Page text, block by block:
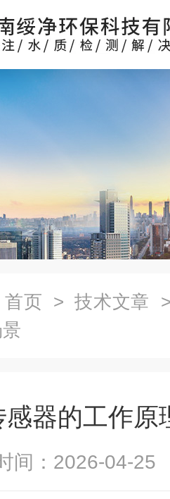
首页 > 技术文章
感器的工作原
间：2026-04-